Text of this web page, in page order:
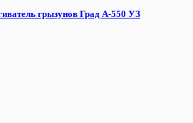
грызунов Град А-550 УЗ